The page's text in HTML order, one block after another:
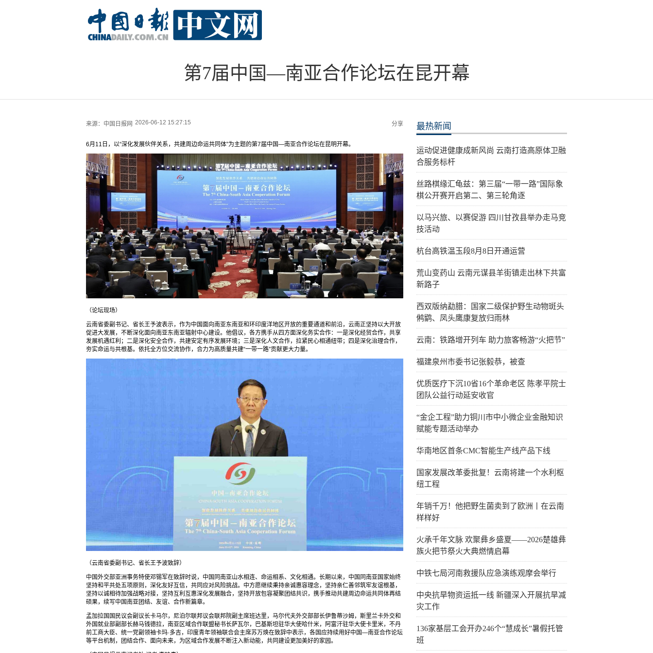
第7届中国—南亚合作论坛在昆开幕
来源： 中国日报网 2026-06-12 15:27:15 分享
6月11日，以“深化发展伙伴关系，共建周边命运共同体”为主题的第7届中国—南亚合作论坛在昆明开幕。
（论坛现场）
云南省委副书记、省长王予波表示，作为中国面向南亚东南亚和环印度洋地区开放的重要通道和前沿，云南正坚持以大开放
促进大发展，不断深化面向南亚东南亚辐射中心建设。他倡议，各方携手从四方面深化务实合作：一是深化经贸合作，共享
发展机遇红利；二是深化安全合作，共建安定有序发展环境；三是深化人文合作，拉紧民心相通纽带；四是深化治理合作，
夯实命运与共根基。依托全方位交流协作，合力为高质量共建“一带一路”贡献更大力量。
（云南省委副书记、省长王予波致辞）
中国外交部亚洲事务特使邓锡军在致辞时说，中国同南亚山水相连、命运相系、文化相通。长期以来，中国同南亚国家始终
坚持和平共处五项原则，深化友好互信，共同应对风险挑战。中方愿继续秉持亲诚惠容理念，坚持亲仁善邻筑牢友谊根基，
坚持以诚相待加强战略对接，坚持互利互惠深化发展融合，坚持开放包容凝聚团结共识，携手推动共建周边命运共同体再结
硕果，续写中国南亚团结、友谊、合作新篇章。
孟加拉国国民议会副议长卡马尔，尼泊尔联邦议会联邦院副主席班达里，马尔代夫外交部部长伊鲁蒂沙姆，斯里兰卡外交和
外国就业部副部长赫马钱德拉，南亚区域合作联盟秘书长萨瓦尔，巴基斯坦驻华大使哈什米，阿富汗驻华大使卡里米，不丹
前工商大臣、统一党副领袖卡玛·多吉，印度青年领袖联合会主席苏万焕在致辞中表示，各国应持续用好中国—南亚合作论坛
等平台机制，团结合作、面向未来，为区域合作发展不断注入新动能，共同建设更加美好的家园。
最热新闻
运动促进健康成新风尚 云南打造高原体卫融
合服务标杆
丝路棋缘汇龟兹：第三届“一带一路”国际象
棋公开赛开启第二、第三轮角逐
以马兴旅、以赛促游 四川甘孜县举办走马竞
技活动
杭台高铁温玉段8月8日开通运营
荒山变药山 云南元谋县羊街镇走出林下共富
新路子
西双版纳勐腊：国家二级保护野生动物斑头
鸺鹠、凤头鹰康复放归雨林
云南：铁路增开列车 助力旅客畅游“火把节”
福建泉州市委书记张毅恭，被查
优质医疗下沉10省16个革命老区 陈孝平院士
团队公益行动延安收官
“金企工程”助力铜川市中小微企业金融知识
赋能专题活动举办
华南地区首条CMC智能生产线产品下线
国家发展改革委批复！云南将建一个水利枢
纽工程
年销千万！他把野生菌卖到了欧洲丨在云南
样样好
火承千年文脉 欢聚彝乡盛夏——2026楚雄彝
族火把节祭火大典燃情启幕
中铁七局河南救援队应急演练观摩会举行
中央抗旱物资运抵一线 新疆深入开展抗旱减
灾工作
136家基层工会开办246个“慧成长”暑假托管
班